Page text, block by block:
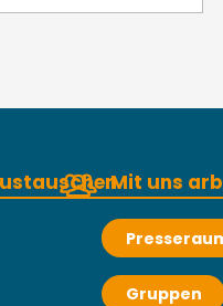
Mit uns
Gruppen